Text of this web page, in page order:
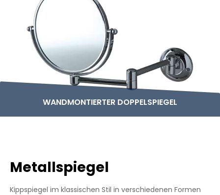
WANDMONTIERTER DOPPELSPIEGEL
Metallspiegel
Kippspiegel im klassischen Stil in verschiedenen Formen